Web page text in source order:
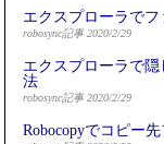
エクスプローラで
robosync記事 2020/2/29
エクスプローラで
法
robosync記事 2020/2/29
Robocopyでコピー